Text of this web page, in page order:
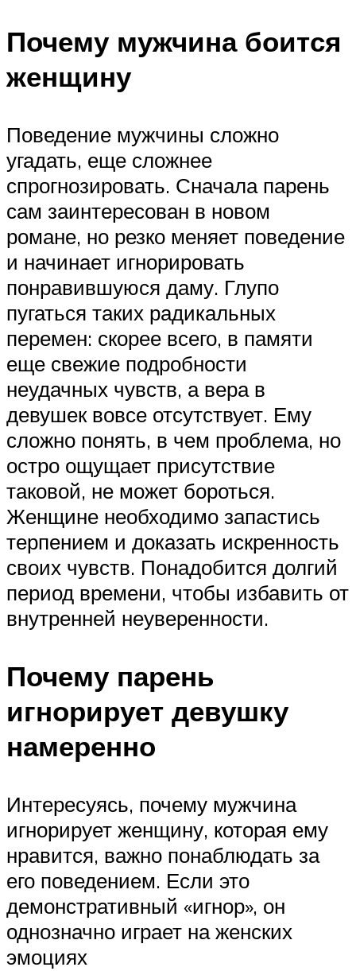
Почему мужчина боится
женщину
Поведение мужчины сложно
угадать, еще сложнее
спрогнозировать. Сначала парень
сам заинтересован в новом
романе, но резко меняет поведение
и начинает игнорировать
понравившуюся даму. Глупо
пугаться таких радикальных
перемен: скорее всего, в памяти
еще свежие подробности
неудачных чувств, а вера в
девушек вовсе отсутствует. Ему
сложно понять, в чем проблема, но
остро ощущает присутствие
таковой, не может бороться.
Женщине необходимо запастись
терпением и доказать искренность
своих чувств. Понадобится долгий
период времени, чтобы избавить от
внутренней неуверенности.
Почему парень
игнорирует девушку
намеренно
Интересуясь, почему мужчина
игнорирует женщину, которая ему
нравится, важно понаблюдать за
его поведением. Если это
демонстративный «игнор», он
однозначно играет на женских
эмоциях